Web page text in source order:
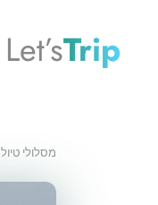
Let’sTrip
מסלולי טיול